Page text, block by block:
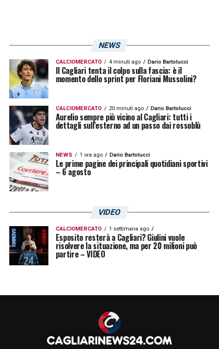
NEWS
CALCIOMERCATO 4 minuti ago Dario Bartolucci
Il Cagliari tenta il colpo sulla fascia: è il
momento dello sprint per Floriani Mussolini?
CALCIOMERCATO 20 minuti ago Dario Bartolucci
Aurelio sempre più vicino al Cagliari: tutti i
dettagli sull’esterno ad un passo dai rossoblù
NEWS 1 ora ago Dario Bartolucci
Le prime pagine dei principali quotidiani sportivi
– 6 agosto
VIDEO
CALCIOMERCATO 1 settimana ago
Esposito resterà a Cagliari? Giulini vuole
risolvere la situazione, ma per 20 milioni può
partire – VIDEO